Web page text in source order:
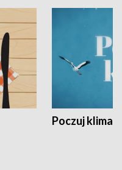
Poczuj klimat